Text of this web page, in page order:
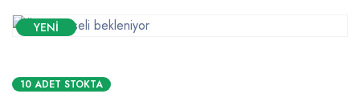
YENI
10 ADET STOKTA